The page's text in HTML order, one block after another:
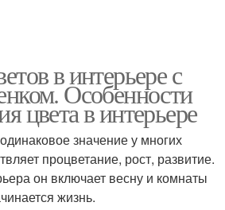
в интерьере с
Особенности
цвета в интерьере
значение у многих
процветание, рост, развитие.
он включает весну и комнаты
жизнь.